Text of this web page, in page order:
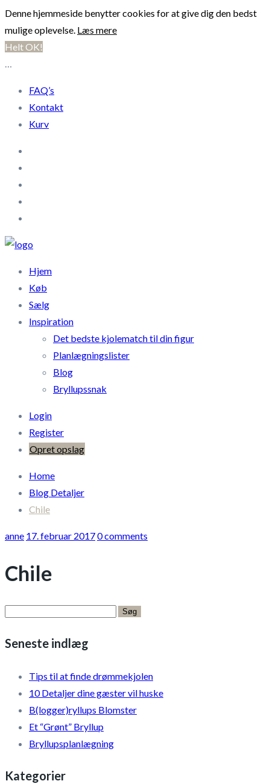
Denne hjemmeside benytter cookies for at give dig den bedst
mulige oplevelse. Læs mere
Helt OK!
…
FAQ’s
Kontakt
Kurv
Hjem
Køb
Sælg
Inspiration
Det bedste kjolematch til din figur
Planlægningslister
Blog
Bryllupssnak
Login
Register
Opret opslag
Home
Blog Detaljer
Chile
anne 17. februar 20170 comments
Chile
Seneste indlæg
Tips til at finde drømmekjolen
10 Detaljer dine gæster vil huske
B(logger)ryllups Blomster
Et “Grønt” Bryllup
Bryllupsplanlægning
Kategorier